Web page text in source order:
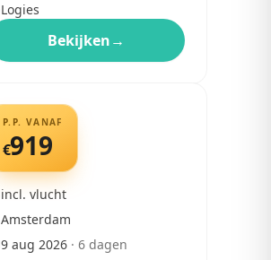
Logies
Bekijken→
P.P. VANAF
€919
incl. vlucht
Amsterdam
9 aug 2026· 6dagen